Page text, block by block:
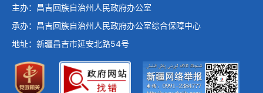
主办：昌吉回族自治州人民政府办公室
承办：昌吉回族自治州人民政府办公室综合保障中心
地址：新疆昌吉市延安北路54号